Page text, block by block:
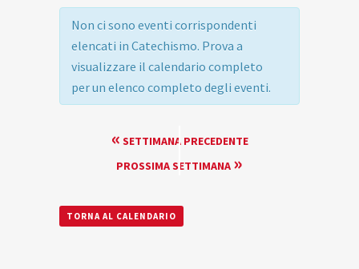
Non ci sono eventi corrispondenti
elencati in Catechismo. Prova a
visualizzare il calendario completo
per un elenco completo degli eventi.
NAVIGAZIONE
« SETTIMANA PRECEDENTE
PROSSIMA SETTIMANA »
TORNA AL CALENDARIO